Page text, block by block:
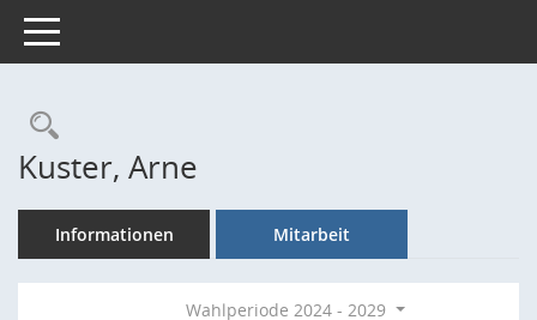
Toggle navigation
Rechercheauswahl
Kuster, Arne
Informationen Mitarbeit
Wahlperiode 2024 - 2029